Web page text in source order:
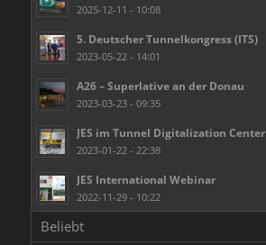
2025-12-11 - 10:08
5. Deutscher Tunnelkongress (ITS)
2023-05-22 - 14:01
A26 – Superlative an der Donau
2023-03-23 - 09:35
JES im Tunnel Digitalization Center
2023-01-22 - 22:38
JES International Webinar
2022-11-29 - 10:22
Beliebt